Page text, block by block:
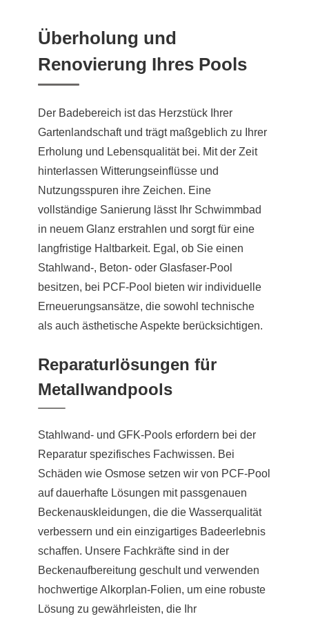
Überholung und
Renovierung Ihres Pools
Der Badebereich ist das Herzstück Ihrer
Gartenlandschaft und trägt maßgeblich zu Ihrer
Erholung und Lebensqualität bei. Mit der Zeit
hinterlassen Witterungseinflüsse und
Nutzungsspuren ihre Zeichen. Eine
vollständige Sanierung lässt Ihr Schwimmbad
in neuem Glanz erstrahlen und sorgt für eine
langfristige Haltbarkeit. Egal, ob Sie einen
Stahlwand-, Beton- oder Glasfaser-Pool
besitzen, bei PCF-Pool bieten wir individuelle
Erneuerungsansätze, die sowohl technische
als auch ästhetische Aspekte berücksichtigen.
Reparaturlösungen für
Metallwandpools
Stahlwand- und GFK-Pools erfordern bei der
Reparatur spezifisches Fachwissen. Bei
Schäden wie Osmose setzen wir von PCF-Pool
auf dauerhafte Lösungen mit passgenauen
Beckenauskleidungen, die die Wasserqualität
verbessern und ein einzigartiges Badeerlebnis
schaffen. Unsere Fachkräfte sind in der
Beckenaufbereitung geschult und verwenden
hochwertige Alkorplan-Folien, um eine robuste
Lösung zu gewährleisten, die Ihr